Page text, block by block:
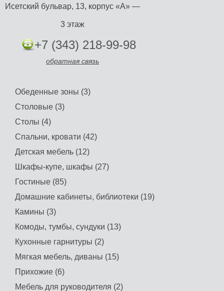
Исетский бульвар, 13, корпус «А» —
3 этаж
+7 (343) 218-99-98
обратная связь
Обеденные зоны (3)
Столовые (3)
Столы (4)
Спальни, кровати (42)
Детская мебель (12)
Шкафы-купе, шкафы (27)
Гостиные (85)
Домашние кабинеты, библиотеки (19)
Камины (3)
Комоды, тумбы, сундуки (13)
Кухонные гарнитуры (2)
Мягкая мебель, диваны (15)
Прихожие (6)
Мебель для руководителя (2)